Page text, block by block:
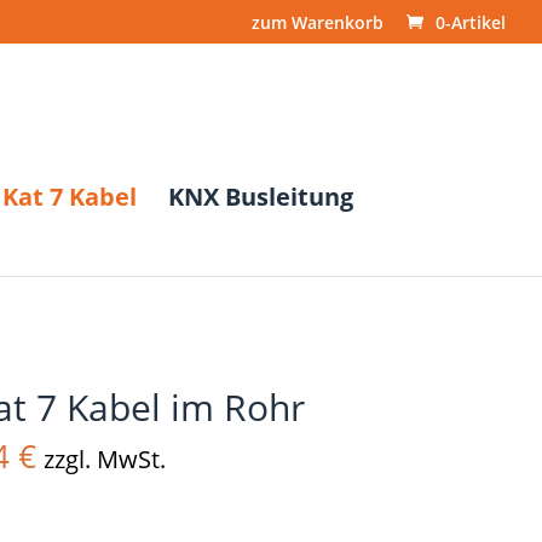
zum Warenkorb 0-Artikel
7 Kabel
KNX Busleitung
7 Kabel im Rohr
€Preisspanne:
203,06 €
zzgl. MwSt.